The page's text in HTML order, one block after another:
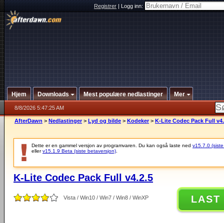
Registrer|Logg inn:
Hjem Downloads Mest populære nedlastinger Mer
8/8/2026 5:47:25 AM
AfterDawn > Nedlastinger > Lyd og bilde > Kodeker > K-Lite Codec Pack Full
Dette er en gammel versjon av programvaren. Du kan også laste ned v15.7.0
ellerv15.1.9 Beta (siste betaversjon)
K-Lite Codec Pack Full v4.2.5
Vista / Win10 / Win7 / Win8 / WinXP LAST